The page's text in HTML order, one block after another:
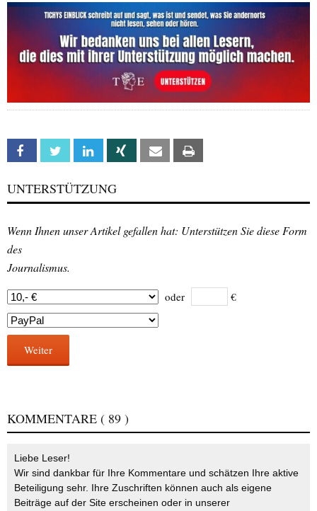
Facebook Twitter Linkedin Xing Email
UNTERSTÜTZUNG
Wenn Ihnen unser Artikel gefallen hat: Unterstützen Sie diese Form
des
Journalismus.
oder €
Weiter
KOMMENTARE ( 89 )
Liebe Leser!
Wir sind dankbar für Ihre Kommentare und schätzen Ihre aktive
Beteiligung sehr. Ihre Zuschriften können auch als eigene
Beiträge auf der Site erscheinen oder in unserer